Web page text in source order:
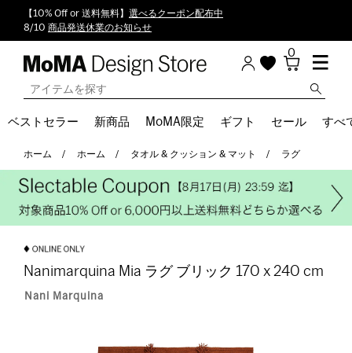
【10% Off or 送料無料】 選べるクーポン配布中
8/10 商品発送休業のお知らせ
0
ベストセラー 新商品 MoMA限定 ギフト セール すべ
ホーム ホーム タオル & クッション & マット ラグ
Nanimarquina Mia ラグ ブリック 170 x 240 cm
Nani Marquina